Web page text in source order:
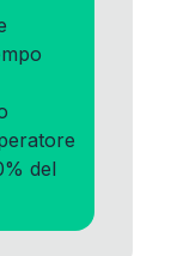
del